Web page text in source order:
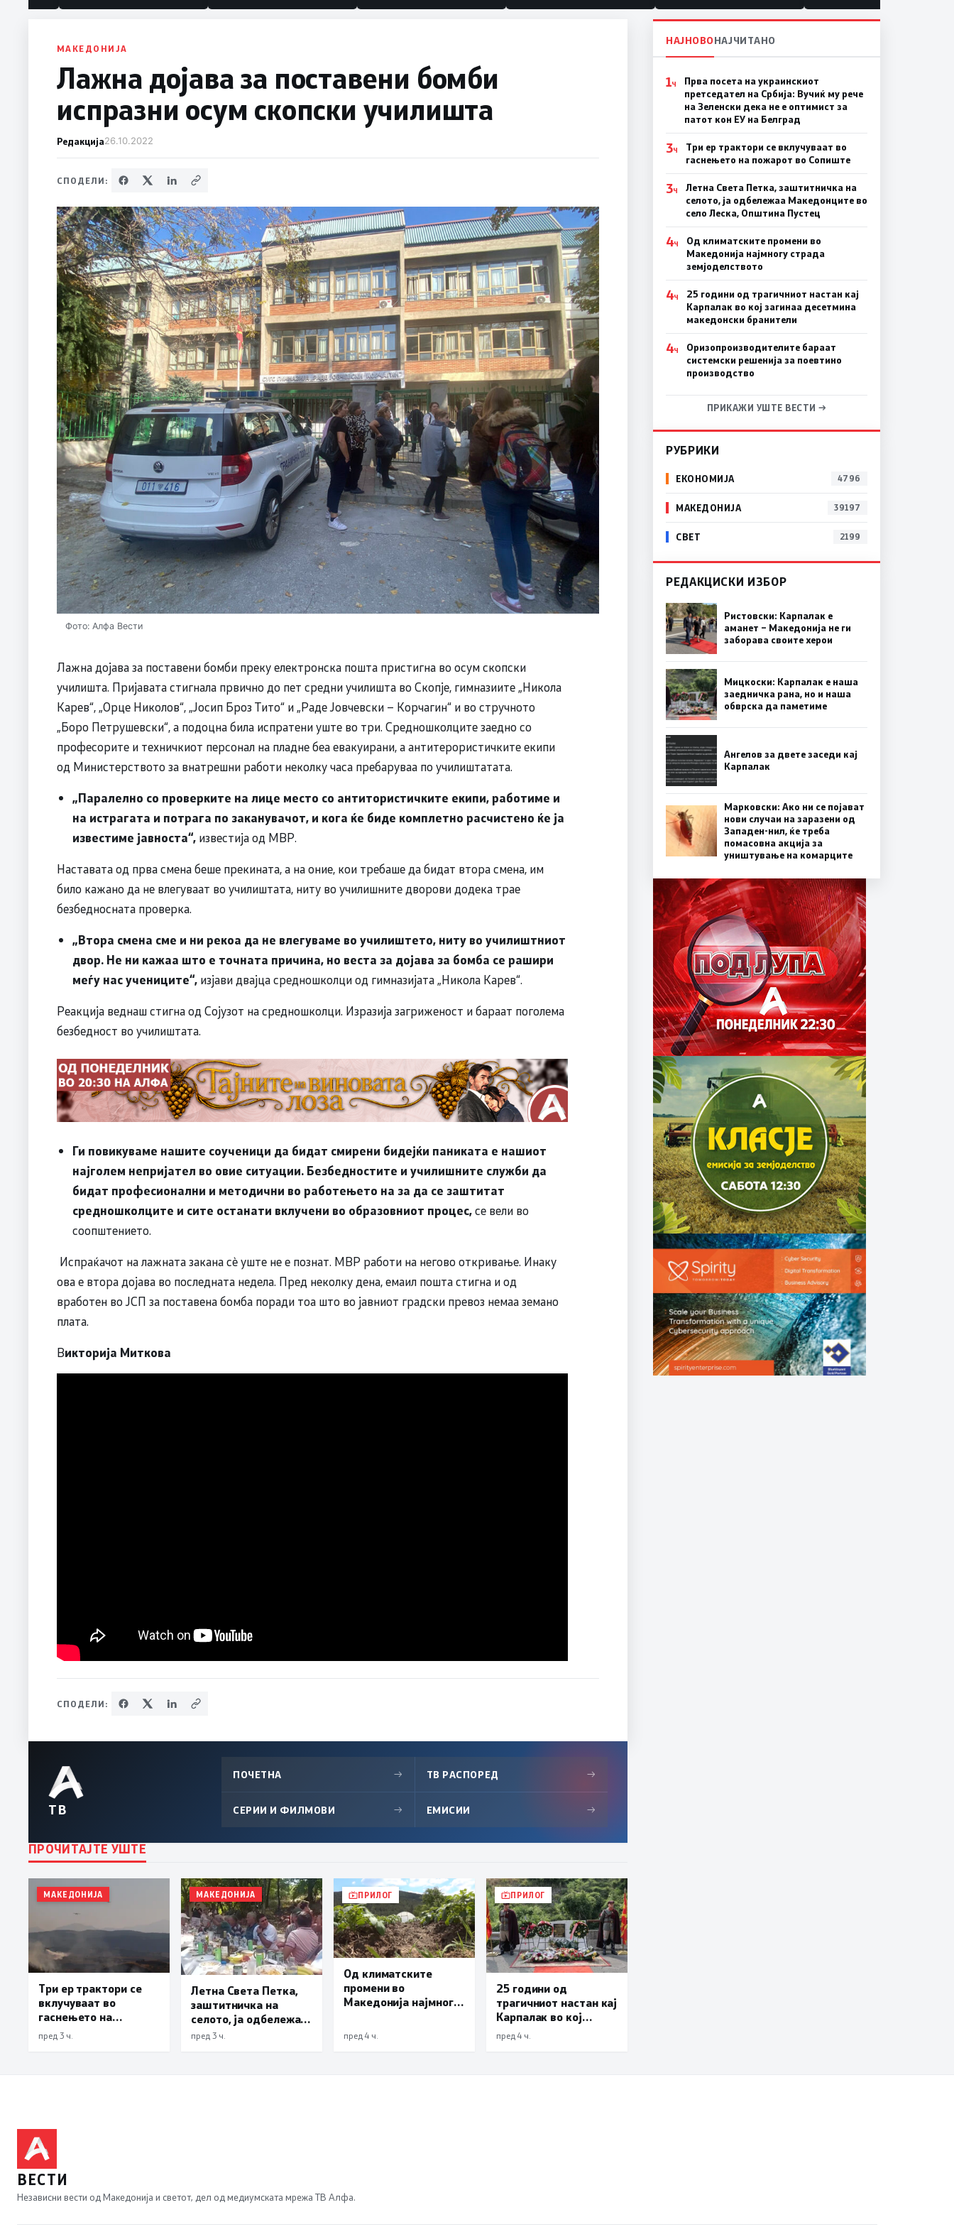
МАКЕДОНИЈА
Лажнa дојавa за поставени бомби
испразни осум скопски училишта
Редакција26.10.2022
СПОДЕЛИ:
Фото: Алфа Вести
Лажна дојава за поставени бомби преку електронска пошта пристигна во осум скопски
училишта. Пријавата стигнала првично до пет средни училишта во Скопје, гимназиите „Никола
Карев“, „Орце Николов“, „Јосип Броз Тито“ и „Раде Јовчевски – Корчагин“ и во стручното
„Боро Петрушевски“, а подоцна била испратени уште во три. Средношколците заедно со
професорите и техничкиот персонал на пладне беа евакуирани, а антитерористичките екипи
од Министерството за внатрешни работи неколку часа пребаруваа по училиштатата.
„Паралелно со проверките на лице место со антитористичките екипи, работиме и
на истрагата и потрага по заканувачот, и кога ќе биде комплетно расчистено ќе ја
известиме јавноста“, известија од МВР.
Наставата од прва смена беше прекината, а на оние, кои требаше да бидат втора смена, им
било кажано да не влегуваат во училиштата, ниту во училишните дворови додека трае
безбедносната проверка.
„Втора смена сме и ни рекоа да не влегуваме во училиштето, ниту во училиштниот
двор. Не ни кажаа што е точната причина, но веста за дојава за бомба се рашири
меѓу нас учениците“, изјави двајца средношколци од гимназијата „Никола Карев“.
Реакција веднаш стигна од Сојузот на средношколци. Изразија загриженост и бараат поголема
безбедност во училиштата.
Ги повикуваме нашите соученици да бидат смирени бидејќи паниката е нашиот
најголем непријател во овие ситуации. Безбедностите и училишните служби да
бидат професионални и методични во работењето на за да се заштитат
средношколците и сите останати вклучени во образовниот процес,се вели во
соопштението.
Испраќачот на лажната закана сè уште не е познат. МВР работи на негово откривање. Инаку
ова е втора дојава во последната недела. Пред неколку дена, емаил пошта стигна и од
вработен во ЈСП за поставена бомба поради тоа што во јавниот градски превоз немаа земано
плата.
Викторија Миткова
СПОДЕЛИ:
ТВ
ПОЧЕТНА → ТВ РАСПОРЕД →
СЕРИИ И ФИЛМОВИ → ЕМИСИИ →
ПРОЧИТАЈТЕ УШТЕ
МАКЕДОНИЈА
Три ер трактори се
вклучуваат во
гаснењето на
пожарот во Сопиште
пред 3 ч.
МАКЕДОНИЈА
Летна Света Петка,
заштитничка на
селото, ја одбележаа
Македонците во село
пред 3 ч.
ПРИЛОГ
Од климатските
промени во
Македонија најмногу
земјоделството
пред 4 ч.
ПРИЛОГ
25 години од
трагичниот настан кај
Карпалак во кој
загинаа десетмина
македонски
пред 4 ч.
НАЈНОВОНАЈЧИТАНО
1Ч
Прва посета на украинскиот
претседател на Србија: Вучиќ му рече
на Зеленски дека не е оптимист за
патот кон ЕУ на Белград
3Ч
Три ер трактори се вклучуваат во
гаснењето на пожарот во Сопиште
3Ч
Летна Света Петка, заштитничка на
селото, ја одбележаа Македонците во
село Леска, Општина Пустец
4Ч
Од климатските промени во
Македонија најмногу страда
земјоделството
4Ч
25 години од трагичниот настан кај
Карпалак во кој загинаа десетмина
македонски бранители
4Ч
Оризопроизводителите бараат
системски решенија за поевтино
производство
ПРИКАЖИ УШТЕ ВЕСТИ →
РУБРИКИ
ЕКОНОМИЈА 4796
МАКЕДОНИЈА 39197
СВЕТ 2199
РЕДАКЦИСКИ ИЗБОР
Ристовски: Карпалак е
аманет – Македонија не ги
заборава своите херои
Мицкоски: Карпалак е наша
заедничка рана, но и наша
обврска да паметиме
Ангелов за двете заседи кај
Карпалак
Марковски: Ако ни се појават
нови случаи на заразени од
Западен-нил, ќе треба
помасовна акција за
уништување на комарците
ВЕСТИ
Независни вести од Македонија и светот, дел од медиумската мрежа ТВ Алфа.